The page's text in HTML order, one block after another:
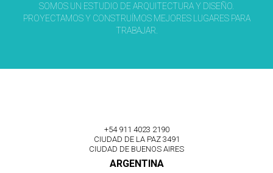
SOMOS UN ESTUDIO DE ARQUITECTURA Y DISEÑO.
PROYECTAMOS Y CONSTRUÍMOS MEJORES LUGARES PARA
TRABAJAR.
+54 911 4023 2190
CIUDAD DE LA PAZ 3491
CIUDAD DE BUENOS AIRES
ARGENTINA